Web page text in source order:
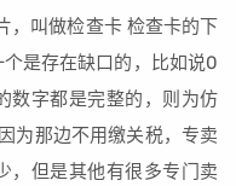
，叫做检查卡 检查卡的下
是存在缺口的，比如说0
数字都是完整的，则为仿
为那边不用缴关税，专卖
，但是其他有很多专门卖